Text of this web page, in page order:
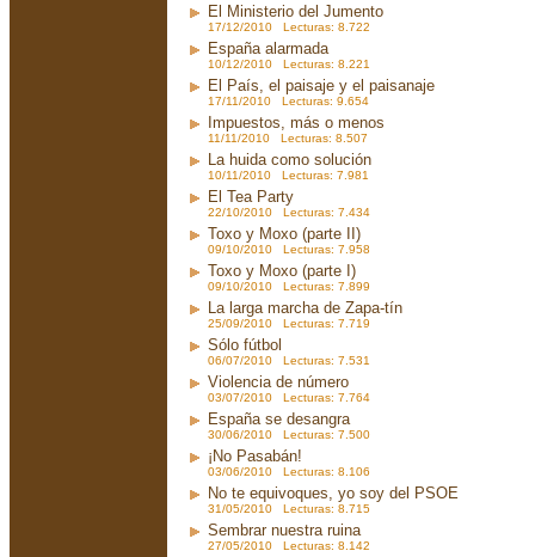
El Ministerio del Jumento
17/12/2010 Lecturas: 8.722
España alarmada
10/12/2010 Lecturas: 8.221
El País, el paisaje y el paisanaje
17/11/2010 Lecturas: 9.654
Impuestos, más o menos
11/11/2010 Lecturas: 8.507
La huida como solución
10/11/2010 Lecturas: 7.981
El Tea Party
22/10/2010 Lecturas: 7.434
Toxo y Moxo (parte II)
09/10/2010 Lecturas: 7.958
Toxo y Moxo (parte I)
09/10/2010 Lecturas: 7.899
La larga marcha de Zapa-tín
25/09/2010 Lecturas: 7.719
Sólo fútbol
06/07/2010 Lecturas: 7.531
Violencia de número
03/07/2010 Lecturas: 7.764
España se desangra
30/06/2010 Lecturas: 7.500
¡No Pasabán!
03/06/2010 Lecturas: 8.106
No te equivoques, yo soy del PSOE
31/05/2010 Lecturas: 8.715
Sembrar nuestra ruina
27/05/2010 Lecturas: 8.142